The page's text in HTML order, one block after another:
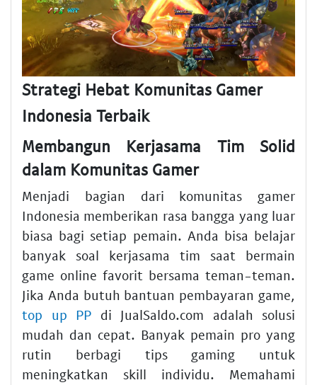
Strategi Hebat Komunitas Gamer
Indonesia Terbaik
Membangun Kerjasama Tim Solid
dalam Komunitas Gamer
Menjadi bagian dari komunitas gamer
Indonesia memberikan rasa bangga yang luar
biasa bagi setiap pemain. Anda bisa belajar
banyak soal kerjasama tim saat bermain
game online favorit bersama teman-teman.
Jika Anda butuh bantuan pembayaran game,
top up PP di JualSaldo.com adalah solusi
mudah dan cepat. Banyak pemain pro yang
rutin berbagi tips gaming untuk
meningkatkan skill individu. Memahami